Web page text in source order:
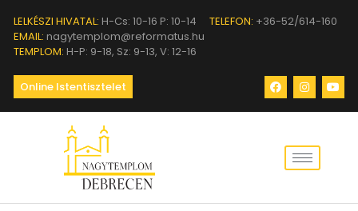
LELKÉSZI HIVATAL: H-Cs: 10-16 P: 10-14 TELEFON: +36-52/614-160
EMAIL: nagytemplom@reformatus.hu
TEMPLOM: H-P: 9-18, Sz: 9-13, V: 12-16
Online Istentisztelet